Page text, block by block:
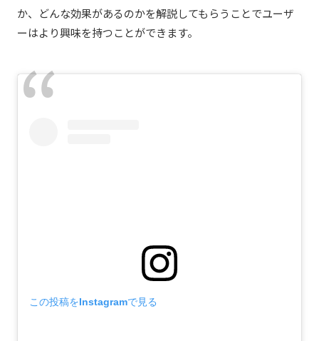
か、どんな効果があるのかを解説してもらうことでユーザ
ーはより興味を持つことができます。
この投稿をInstagramで見る